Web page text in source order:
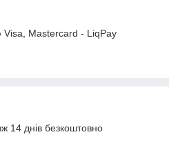
Mastercard - LiqPay
14 днів безкоштовно